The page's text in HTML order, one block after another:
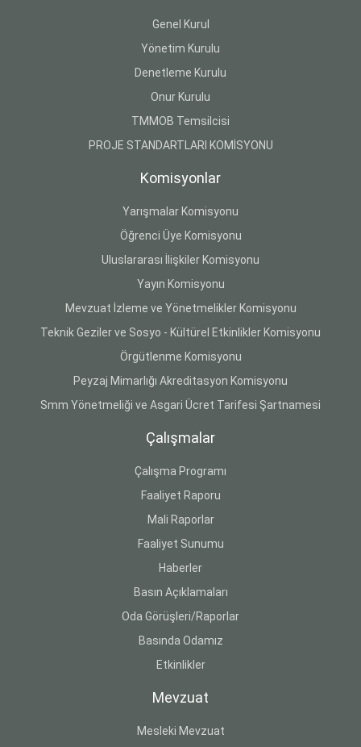
Genel Kurul
Yönetim Kurulu
Denetleme Kurulu
Onur Kurulu
TMMOB Temsilcisi
PROJE STANDARTLARI KOMİSYONU
Komisyonlar
Yarışmalar Komisyonu
Öğrenci Üye Komisyonu
Uluslararası İlişkiler Komisyonu
Yayın Komisyonu
Mevzuat İzleme ve Yönetmelikler Komisyonu
Teknik Geziler ve Sosyo - Kültürel Etkinlikler Komisyonu
Örgütlenme Komisyonu
Peyzaj Mimarlığı Akreditasyon Komisyonu
Smm Yönetmeliği ve Asgari Ücret Tarifesi Şartnamesi
Çalışmalar
Çalışma Programı
Faaliyet Raporu
Mali Raporlar
Faaliyet Sunumu
Haberler
Basın Açıklamaları
Oda Görüşleri/Raporlar
Basında Odamız
Etkinlikler
Mevzuat
Mesleki Mevzuat